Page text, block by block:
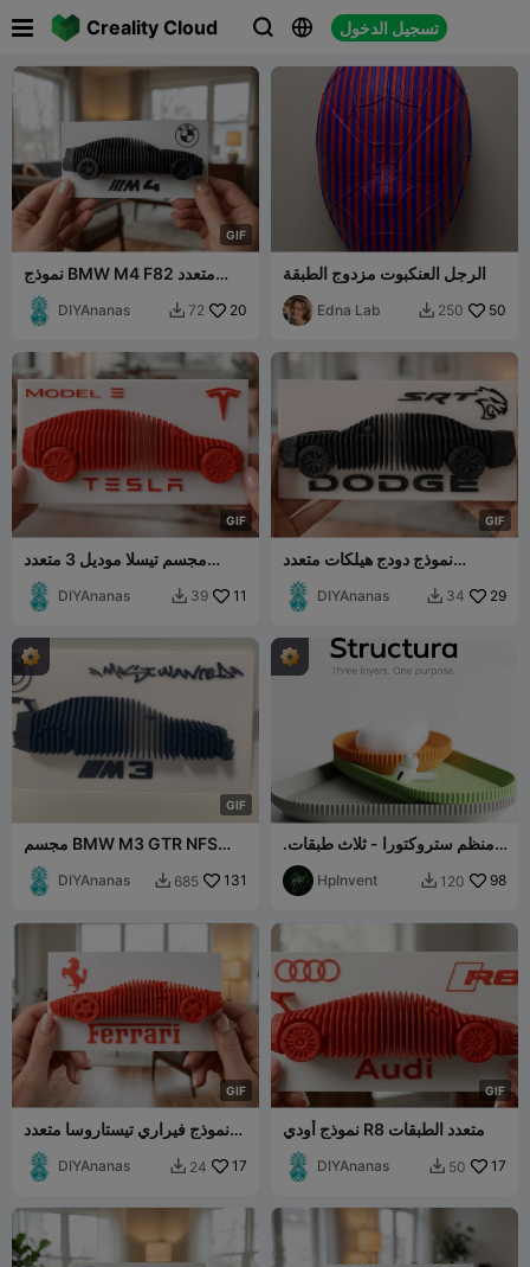
Creality Cloud   تسجيل الدخول
 
GIF
نموذج BMW M4 F82 متعدد
الطبقات
DIYAnanas  72 20
الرجل العنكبوت مزدوج الطبقة
Edna Lab  250 50
GIF
مجسم تيسلا موديل 3 متعدد
الطبقات
DIYAnanas  39 11
GIF
نموذج دودج هيلكات متعدد
الطبقات
DIYAnanas  34 29
GIF
مجسم BMW M3 GTR NFS
متعدد الطبقات
DIYAnanas  685 131
منظم ستروكتورا - ثلاث طبقات.
HpInvent  120 98
GIF
نموذج فيراري تيستاروسا متعدد
الطبقات
DIYAnanas  24 17
GIF
نموذج أودي R8 متعدد الطبقات
DIYAnanas  50 17